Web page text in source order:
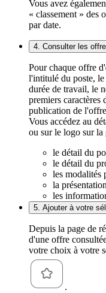
Vous avez
« classement » des
par date.
4. Consulter les
Pour chaque offre
l'intitulé du poste,
durée de travail, le
premiers caractères
publication de
Vous accédez au
ou sur le logo sur la
le détail du
le détail du
les modalités
la
les
5. Ajouter à votre
Depuis la page de
d'une offre
votre choix à votre
.